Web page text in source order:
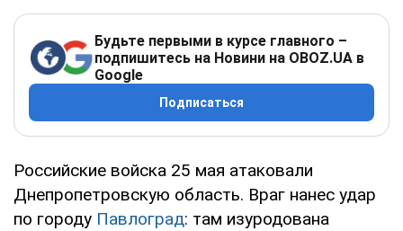
Будьте первыми в курсе главного –
подпишитесь на Новини на OBOZ.UA в
Google
Подписаться
Российские войска 25 мая атаковали
Днепропетровскую область. Враг нанес удар
по городу Павлоград: там изуродована